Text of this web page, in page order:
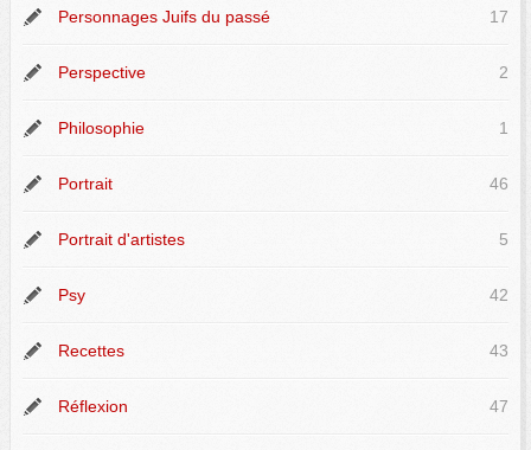
Personnages Juifs du passé 17
Perspective 2
Philosophie 1
Portrait 46
Portrait d'artistes 5
Psy 42
Recettes 43
Réflexion 47